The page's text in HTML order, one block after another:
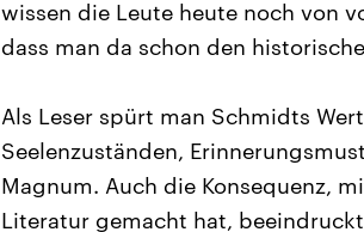
wissen die Leute heute noch von
dass man da schon den
Als Leser spürt man Schmidts
Seelenzuständen,
Magnum. Auch die Konsequenz,
Literatur gemacht hat,